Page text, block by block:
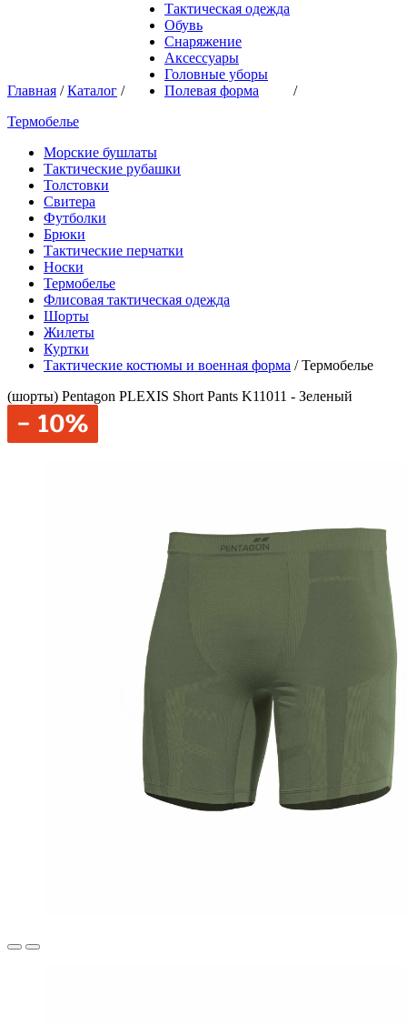
Главная /Каталог /
Тактическая одежда
Обувь
Снаряжение
Аксессуары
Головные уборы
Полевая форма
/
Термобелье
Морские бушлаты
Тактические рубашки
Толстовки
Свитера
Футболки
Брюки
Тактические перчатки
Носки
Термобелье
Флисовая тактическая одежда
Шорты
Жилеты
Куртки
Тактические костюмы и военная форма /Термобелье
(шорты) Pentagon PLEXIS Short Pants K11011 - Зеленый